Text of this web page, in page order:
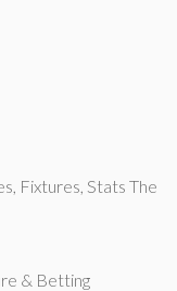
Fixtures, Stats The
& Betting